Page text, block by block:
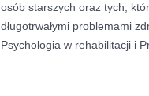
osób starszych oraz tych,
długotrwałymi problemami
Psychologia w rehabilitacji i